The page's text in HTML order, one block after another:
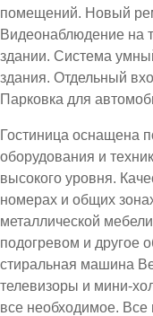
помещений. Новый
Видеонаблюдение на
здании. Система
здания. Отдельный
Парковка для
Гостиница оснащена
оборудования и
высокого уровня.
номерах и общих
металлической
подогревом и другое
стиральная машина
телевизоры и мини-
все необходимое. Все